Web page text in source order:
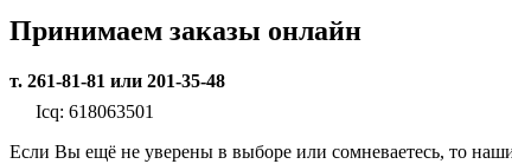
Принимаем заказы онлайн
т. 261-81-81 или 201-35-48
Icq: 618063501
Если Вы ещё не уверены в выборе или сомневаетесь, то